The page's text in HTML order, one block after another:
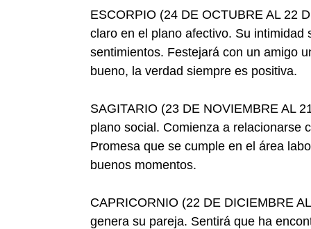
ESCORPIO (24 DE OCTUBRE AL 22
claro en el plano afectivo. Su
sentimientos. Festejará con un amigo
bueno, la verdad siempre es positiva.
SAGITARIO (23 DE NOVIEMBRE AL
plano social. Comienza a relacionarse
Promesa que se cumple en el área
buenos momentos.
CAPRICORNIO (22 DE DICIEMBRE
genera su pareja. Sentirá que ha